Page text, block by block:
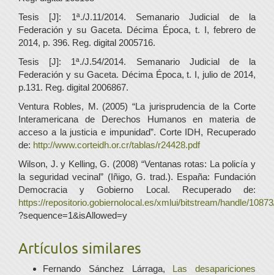
Tesis [J]: 1ª./J.11/2014. Semanario Judicial de la
Federación y su Gaceta. Décima Época, t. I, febrero de
2014, p. 396. Reg. digital 2005716.
Tesis [J]: 1ª./J.54/2014. Semanario Judicial de la
Federación y su Gaceta. Décima Época, t. I, julio de 2014,
p.131. Reg. digital 2006867.
Ventura Robles, M. (2005) “La jurisprudencia de la Corte
Interamericana de Derechos Humanos en materia de
acceso a la justicia e impunidad”. Corte IDH, Recuperado
de: http://www.corteidh.or.cr/tablas/r24428.pdf
Wilson, J. y Kelling, G. (2008) “Ventanas rotas: La policía y
la seguridad vecinal” (Iñigo, G. trad.). España: Fundación
Democracia y Gobierno Local. Recuperado de:
https://repositorio.gobiernolocal.es/xmlui/bitstream/handle/
?sequence=1&isAllowed=y
Artículos similares
Fernando Sánchez Lárraga, Las desapariciones